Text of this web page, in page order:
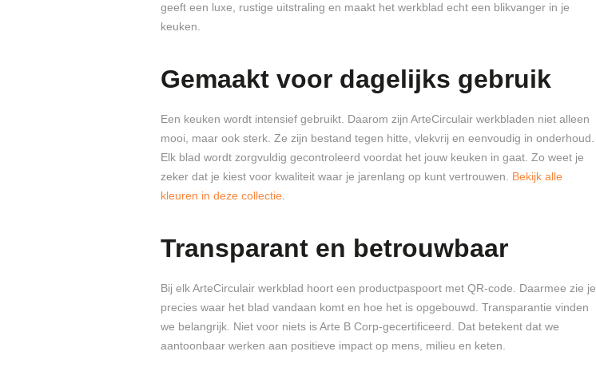
geeft een luxe, rustige uitstraling en maakt het werkblad echt een blikvanger in je
keuken.
Gemaakt voor dagelijks gebruik
Een keuken wordt intensief gebruikt. Daarom zijn ArteCirculair werkbladen niet alleen
mooi, maar ook sterk. Ze zijn bestand tegen hitte, vlekvrij en eenvoudig in onderhoud.
Elk blad wordt zorgvuldig gecontroleerd voordat het jouw keuken in gaat. Zo weet je
zeker dat je kiest voor kwaliteit waar je jarenlang op kunt vertrouwen. Bekijk alle
kleuren in deze collectie.
Transparant en betrouwbaar
Bij elk ArteCirculair werkblad hoort een productpaspoort met QR-code. Daarmee zie je
precies waar het blad vandaan komt en hoe het is opgebouwd. Transparantie vinden
we belangrijk. Niet voor niets is Arte B Corp-gecertificeerd. Dat betekent dat we
aantoonbaar werken aan positieve impact op mens, milieu en keten.